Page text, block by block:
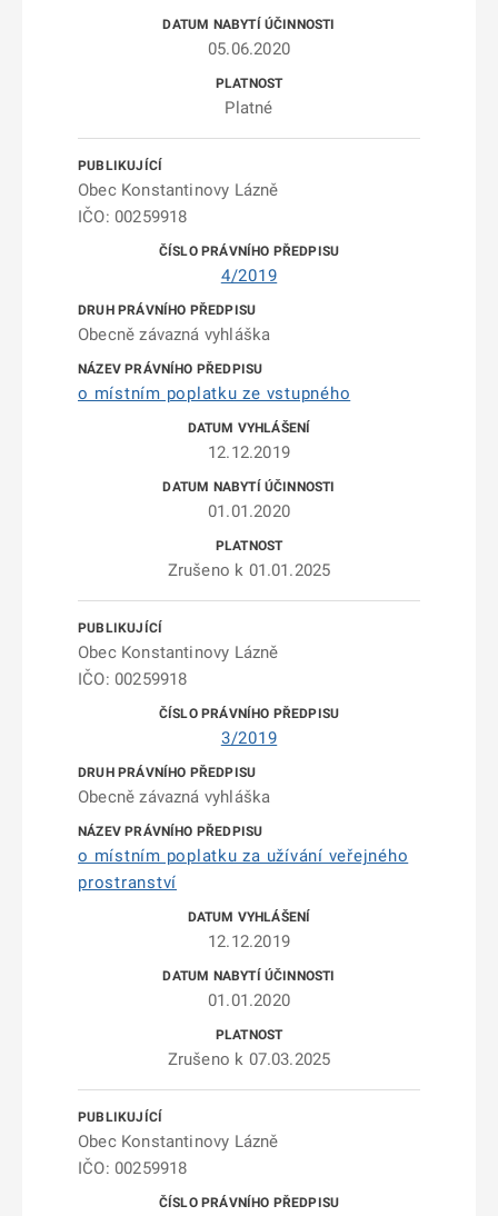
05.06.2020
Platné
Obec Konstantinovy Lázně
IČO: 00259918
4/2019
Obecně závazná vyhláška
o místním poplatku ze vstupného
12.12.2019
01.01.2020
Zrušeno k 01.01.2025
Obec Konstantinovy Lázně
IČO: 00259918
3/2019
Obecně závazná vyhláška
o místním poplatku za užívání veřejného
prostranství
12.12.2019
01.01.2020
Zrušeno k 07.03.2025
Obec Konstantinovy Lázně
IČO: 00259918